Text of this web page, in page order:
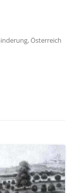
Österreich